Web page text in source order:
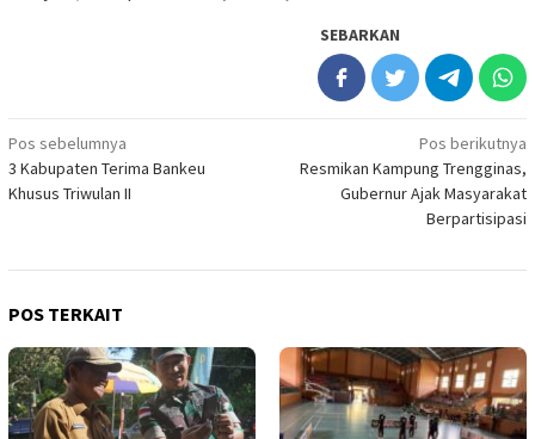
SEBARKAN
Navigasi
pos
Pos sebelumnya
3 Kabupaten Terima Bankeu
Khusus Triwulan II
Pos berikutnya
Resmikan Kampung Trengginas,
Gubernur Ajak Masyarakat
Berpartisipasi
POS TERKAIT